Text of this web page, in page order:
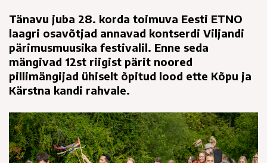
Tänavu juba 28. korda toimuva Eesti ETNO
laagri osavõtjad annavad kontserdi Viljandi
pärimusmuusika festivalil. Enne seda
mängivad 12st riigist pärit noored
pillimängijad ühiselt õpitud lood ette Kõpu ja
Kärstna kandi rahvale.